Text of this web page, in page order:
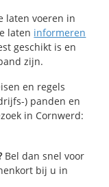
laten voeren in
laten informeren
geschikt is en
zijn.
en regels
) panden en
in Cornwerd:
Bel dan snel voor
bij u in